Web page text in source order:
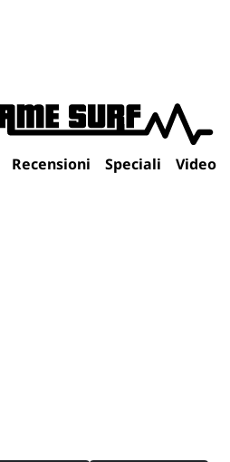
Recensioni Speciali Video